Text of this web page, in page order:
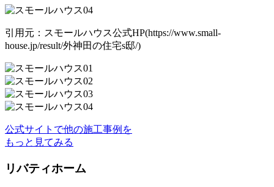
引用元：スモールハウス公式HP(https://www.small-
house.jp/result/外神田の住宅s邸/)
公式サイトで他の施工事例を
もっと見てみる
リバティホーム